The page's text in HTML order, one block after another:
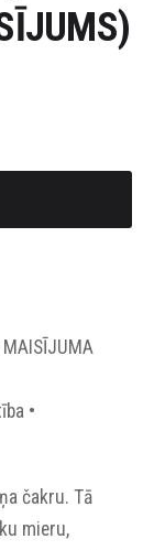
MAISĪJUMA
•
čakru. Tā
mieru,